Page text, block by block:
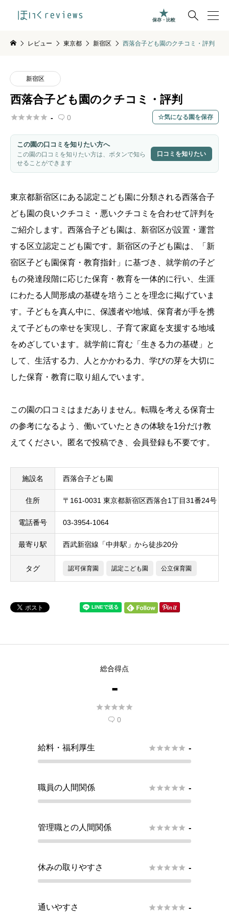

保存・比較
レビュー 東京都 新宿区 西落合子ども園のクチコミ・評判
新宿区
西落合子ども園のクチコミ・評判
 -  0 気になる園を保存
この園の口コミを知りたい方へ
この園の口コミを知りたい方は、ボタンで知ら
せることができます
口コミを知りたい
東京都新宿区にある認定こども園に分類される西落合子
ども園の良いクチコミ・悪いクチコミを合わせて評判を
ご紹介します。西落合子ども園は、新宿区が設置・運営
する区立認定こども園です。新宿区の子ども園は、「新
宿区子ども園保育・教育指針」に基づき、就学前の子ど
もの発達段階に応じた保育・教育を一体的に行い、生涯
にわたる人間形成の基礎を培うことを理念に掲げていま
す。子どもを真ん中に、保護者や地域、保育者が手を携
えて子どもの幸せを実現し、子育て家庭を支援する地域
をめざしています。就学前に育む「生きる力の基礎」と
して、生活する力、人とかかわる力、学びの芽を大切に
した保育・教育に取り組んでいます。
この園の口コミはまだありません。転職を考える保育士
の参考になるよう、働いていたときの体験を1分だけ教
えてください。匿名で投稿でき、会員登録も不要です。
施設名 西落合子ども園
住所 〒161-0031 東京都新宿区西落合1丁目31番24号
電話番号 03-3954-1064
最寄り駅 西武新宿線「中井駅」から徒歩20分
タグ 認可保育園 認定こども園 公立保育園
総合得点
-

 0
給料・福利厚生  -
職員の人間関係  -
管理職との人間関係  -
休みの取りやすさ  -
通いやすさ  -